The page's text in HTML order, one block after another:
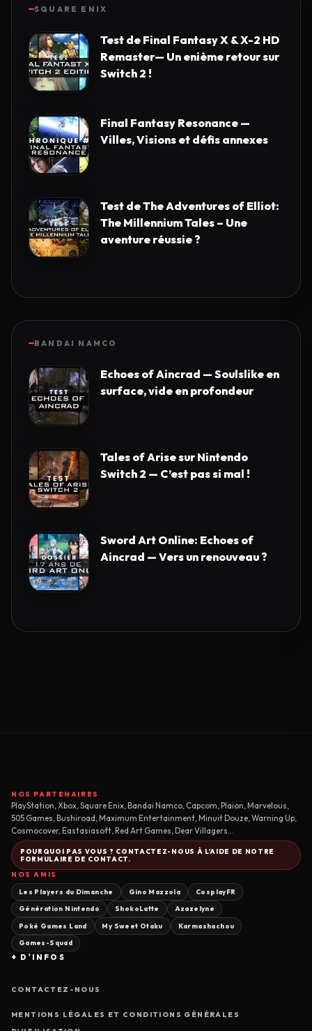
SQUARE ENIX
Test de Final Fantasy X & X-2 HD
Remaster— Un enième retour sur
Switch 2 !
Final Fantasy Resonance —
Villes, Visions et défis annexes
Test de The Adventures of Elliot:
The Millennium Tales – Une
aventure réussie ?
BANDAI NAMCO
Echoes of Aincrad — Soulslike en
surface, vide en profondeur
Tales of Arise sur Nintendo
Switch 2 — C’est pas si mal !
Sword Art Online: Echoes of
Aincrad — Vers un renouveau ?
NOS PARTENAIRES
PlayStation, Xbox, Square Enix, Bandai Namco, Capcom, Plaion, Marvelous,
505 Games, Bushiroad, Maximum Entertainment, Minuit Douze, Warning Up,
Cosmocover, Eastasiasoft, Red Art Games, Dear Villagers...
POURQUOI PAS VOUS ? CONTACTEZ-NOUS À L'AIDE DE NOTRE
FORMULAIRE DE CONTACT.
NOS AMIS
Les Players du Dimanche Gino Mazzola CosplayFR
Génération Nintendo ShokoLatte Azazelyne
Poké Games Land My Sweet Otaku Karmashachou
Games-Squad
+ D'INFOS
CONTACTEZ-NOUS
MENTIONS LÉGALES ET CONDITIONS GÉNÉRALES